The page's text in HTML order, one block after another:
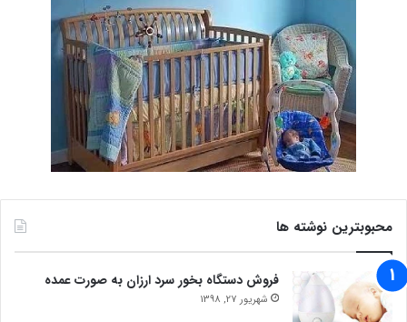
محبوبترین نوشته ها
فروش دستگاه بخور سرد ارزان به صورت عمده
شهریور 27, 1398